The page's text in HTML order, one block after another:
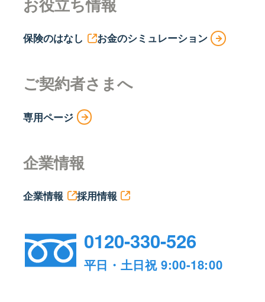
保険のはなし お金のシミュレーション
ご契約者さまへ
専用ページ
企業情報
企業情報 採用情報
0120-330-526
平日・土日祝 9:00-18:00